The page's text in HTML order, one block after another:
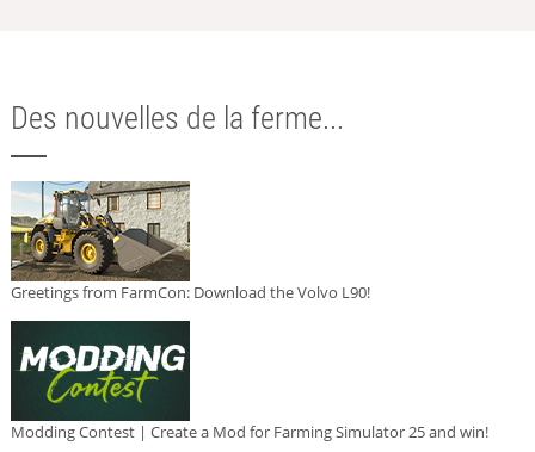
Des nouvelles de la ferme...
Greetings from FarmCon: Download the Volvo L90!
Modding Contest | Create a Mod for Farming Simulator 25 and win!